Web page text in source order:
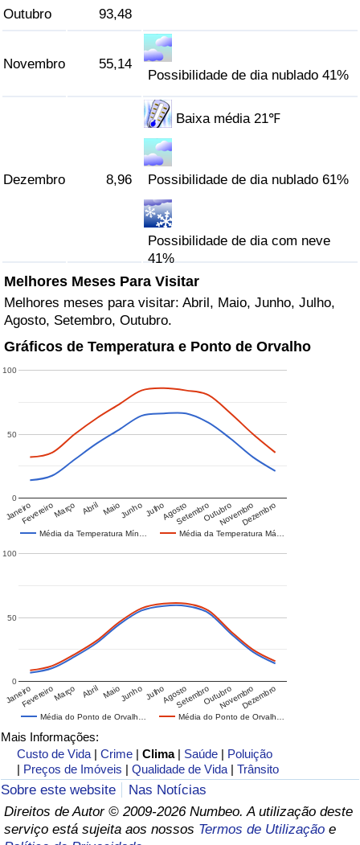
Outubro 93,48
Novembro 55,14
Possibilidade de dia nublado 41%
Dezembro 8,96
Baixa média 21℉
Possibilidade de dia nublado 61%
Possibilidade de dia com neve
41%
Melhores Meses Para Visitar
Melhores meses para visitar: Abril, Maio, Junho, Julho,
Agosto, Setembro, Outubro.
Gráficos de Temperatura e Ponto de Orvalho
Média da Temperatura Mín… Média da Temperatura Má…
JaneiroFevereiroMarço Abril MaioJunho JulhoAgostoSetembroOutubroNovembroDezembro
0
50
100
Média do Ponto de Orvalh… Média do Ponto de Orvalh…
JaneiroFevereiroMarço Abril MaioJunho JulhoAgostoSetembroOutubroNovembroDezembro
0
50
100
Mais Informações:
Custo de Vida |Crime |Clima | Saúde | Poluição
| Preços de Imóveis |Qualidade de Vida |Trânsito
Sobre este website
Nas Notícias
Direitos de Autor © 2009-2026 Numbeo. A utilização deste
serviço está sujeita aos nossos Termos de Utilização e